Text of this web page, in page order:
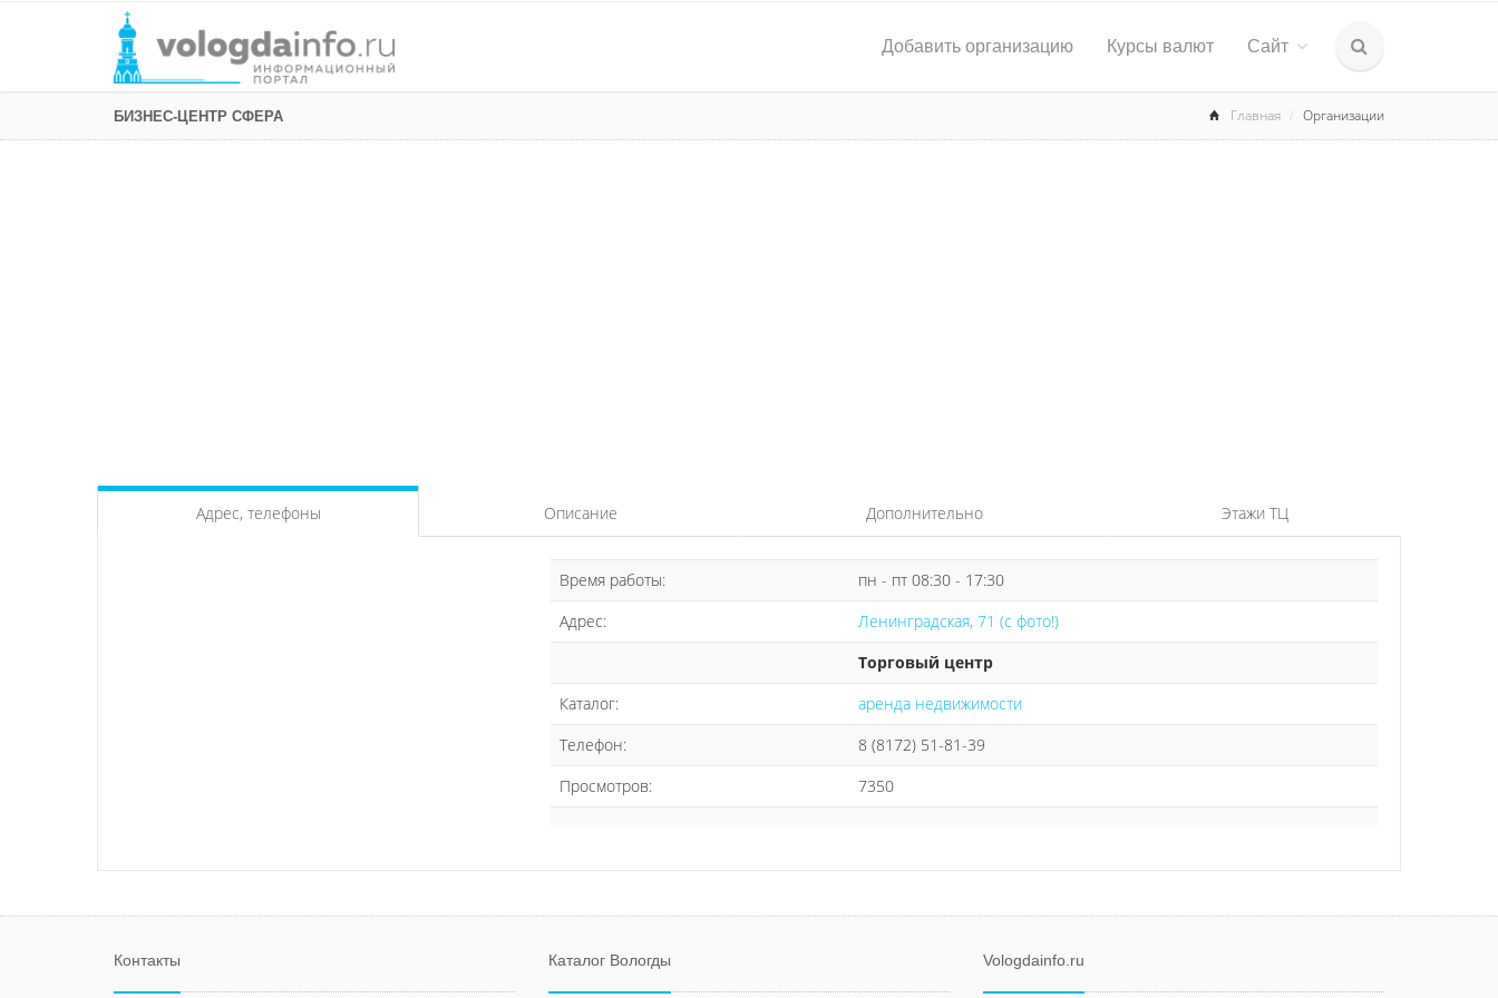
Добавить организацию Курсы валют Сайт
БИЗНЕС-ЦЕНТР СФЕРА Главная Организации
Адрес, телефоны Описание Дополнительно Этажи ТЦ
Время работы:
пн - пт 08:30 - 17:30
Адрес:
Ленинградская, 71 (с фото!)
Торговый центр
Каталог:
аренда недвижимости
Телефон:
8 (8172) 51-81-39
Просмотров:
7350
Контакты Каталог Вологды Vologdainfo.ru